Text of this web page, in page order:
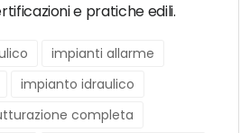
e pratiche edili.
impianti allarme
impianto idraulico
completa